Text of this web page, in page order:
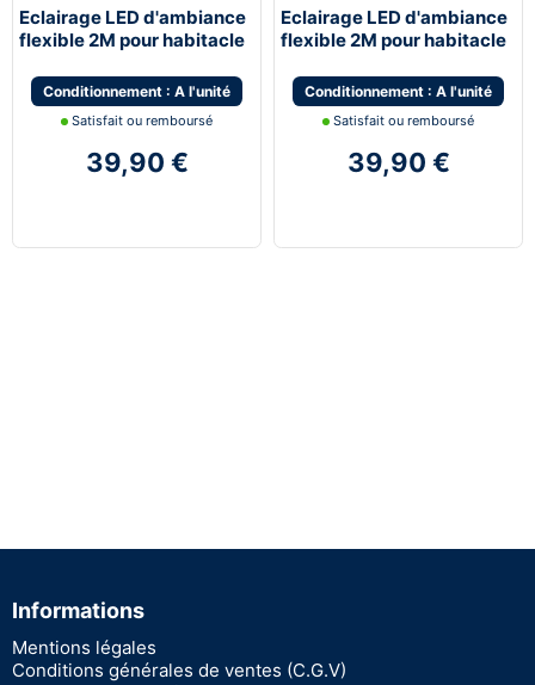
Eclairage LED d'ambiance
flexible 2M pour habitacle
Conditionnement : A l'unité
Satisfait ou remboursé
39,90 €
Eclairage LED d'ambiance
flexible 2M pour habitacle
Conditionnement : A l'unité
Satisfait ou remboursé
39,90 €
Informations
Mentions légales
Conditions générales de ventes (C.G.V)